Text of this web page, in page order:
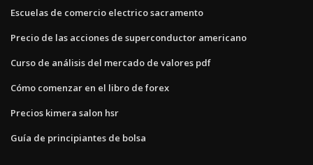
Escuelas de comercio electrico sacramento
Precio de las acciones de superconductor americano
Curso de análisis del mercado de valores pdf
Cómo comenzar en el libro de forex
Precios kimera salon hsr
Guía de principiantes de bolsa